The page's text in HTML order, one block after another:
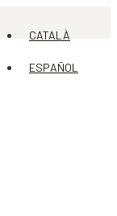
CATALÀ
ESPAÑOL